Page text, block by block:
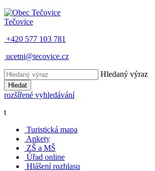
Tečovice
+420 577 103 781
ucetni@tecovice.cz
Hledaný výraz
Hledat
rozšířené vyhledávání
t
Turistická mapa
Ankety
ZŠ a MŠ
Úřad online
Hlášení rozhlasu